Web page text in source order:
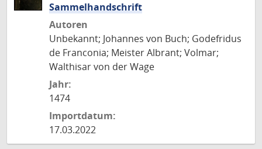
Sammelhandschrift
Autoren
Unbekannt; Johannes von Buch; Godefridus
de Franconia; Meister Albrant; Volmar;
Walthisar von der Wage
Jahr:
1474
Importdatum:
17.03.2022